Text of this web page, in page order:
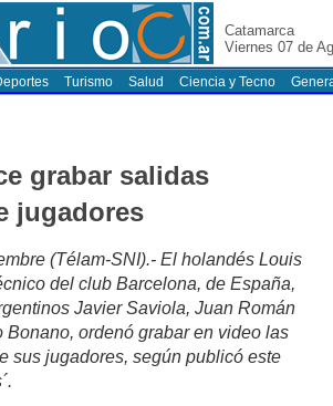
Catamarca
Viernes 07 de
Turismo Salud Ciencia y Tecno
grabar salidas
jugadores
(Télam-SNI).- El holandés Louis
del club Barcelona, de España,
Javier Saviola, Juan Román
Bonano, ordenó grabar en video las
sus jugadores, según publicó este